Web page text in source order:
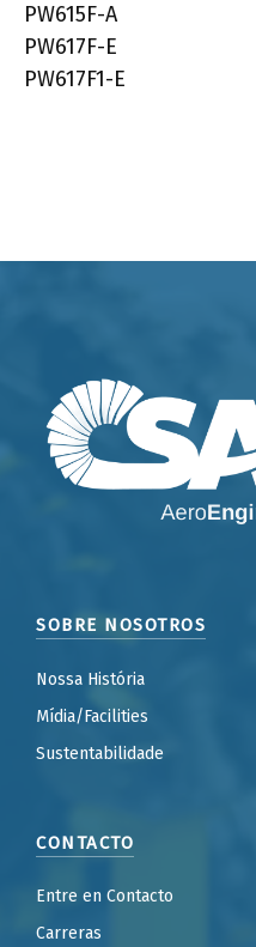
PW615F-A
PW617F-E
PW617F1-E
SOBRE NOSOTROS
Nossa História
Mídia/Facilities
Sustentabilidade
CONTACTO
Entre en Contacto
Carreras